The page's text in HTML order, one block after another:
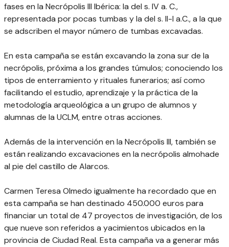
fases en la Necrópolis III Ibérica: la del s. IV a. C.,
representada por pocas tumbas y la del s. II-I a.C., a la que
se adscriben el mayor número de tumbas excavadas.
En esta campaña se están excavando la zona sur de la
necrópolis, próxima a los grandes túmulos; conociendo los
tipos de enterramiento y rituales funerarios; así como
facilitando el estudio, aprendizaje y la práctica de la
metodología arqueológica a un grupo de alumnos y
alumnas de la UCLM, entre otras acciones.
Además de la intervención en la Necrópolis III, también se
están realizando excavaciones en la necrópolis almohade
al pie del castillo de Alarcos.
Carmen Teresa Olmedo igualmente ha recordado que en
esta campaña se han destinado 450.000 euros para
financiar un total de 47 proyectos de investigación, de los
que nueve son referidos a yacimientos ubicados en la
provincia de Ciudad Real. Esta campaña va a generar más